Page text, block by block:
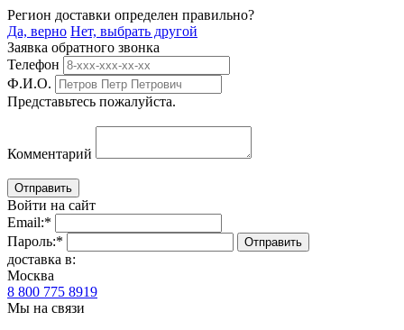
Регион доставки определен правильно?
Да, верно Нет, выбрать другой
Заявка обратного звонка
Телефон
Ф.И.О.
Представьтесь пожалуйста.
Комментарий
Войти на сайт
Email:*
Пароль:*
доставка в:
Москва
8 800 775 8919
Мы на связи